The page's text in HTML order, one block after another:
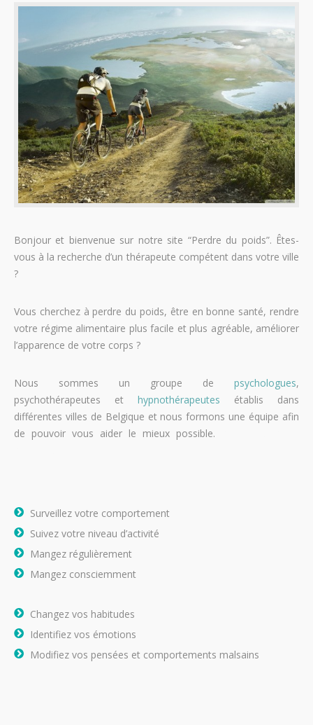
Bonjour et bienvenue sur notre site “Perdre du poids”. Êtes-
vous à la recherche d’un thérapeute compétent dans votre ville
?
Vous cherchez à perdre du poids, être en bonne santé, rendre
votre régime alimentaire plus facile et plus agréable, améliorer
l’apparence de votre corps ?
Nous sommes un groupe de psychologues,
psychothérapeutes et hypnothérapeutes établis dans
différentes villes de Belgique et nous formons une équipe afin
de pouvoir vous aider le mieux possible.
Surveillez votre comportement
Suivez votre niveau d’activité
Mangez régulièrement
Mangez consciemment
Changez vos habitudes
Identifiez vos émotions
Modifiez vos pensées et comportements malsains